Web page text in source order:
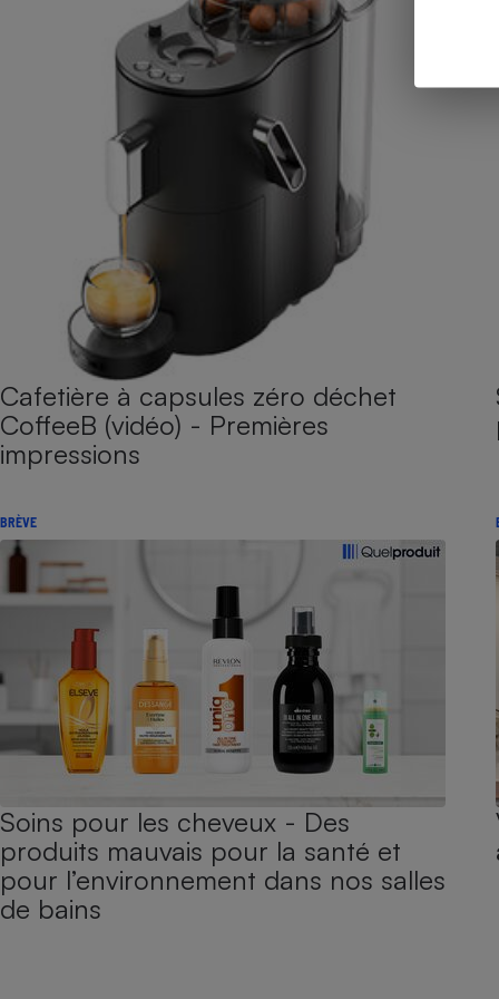
Cafetière à capsules zéro déchet
CoffeeB (vidéo) - Premières
impressions
BRÈVE
Soins pour les cheveux - Des
produits mauvais pour la santé et
pour l’environnement dans nos salles
de bains